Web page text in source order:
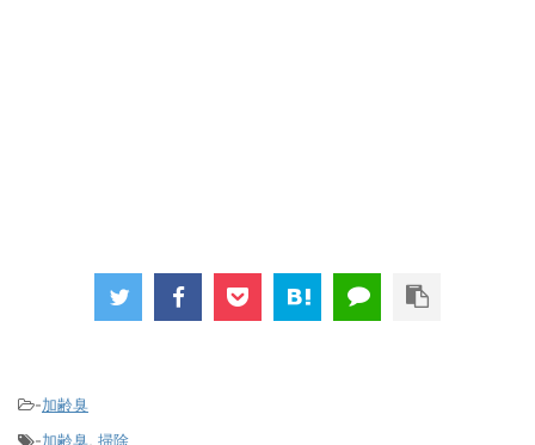
-加齢臭
-加齢臭, 掃除